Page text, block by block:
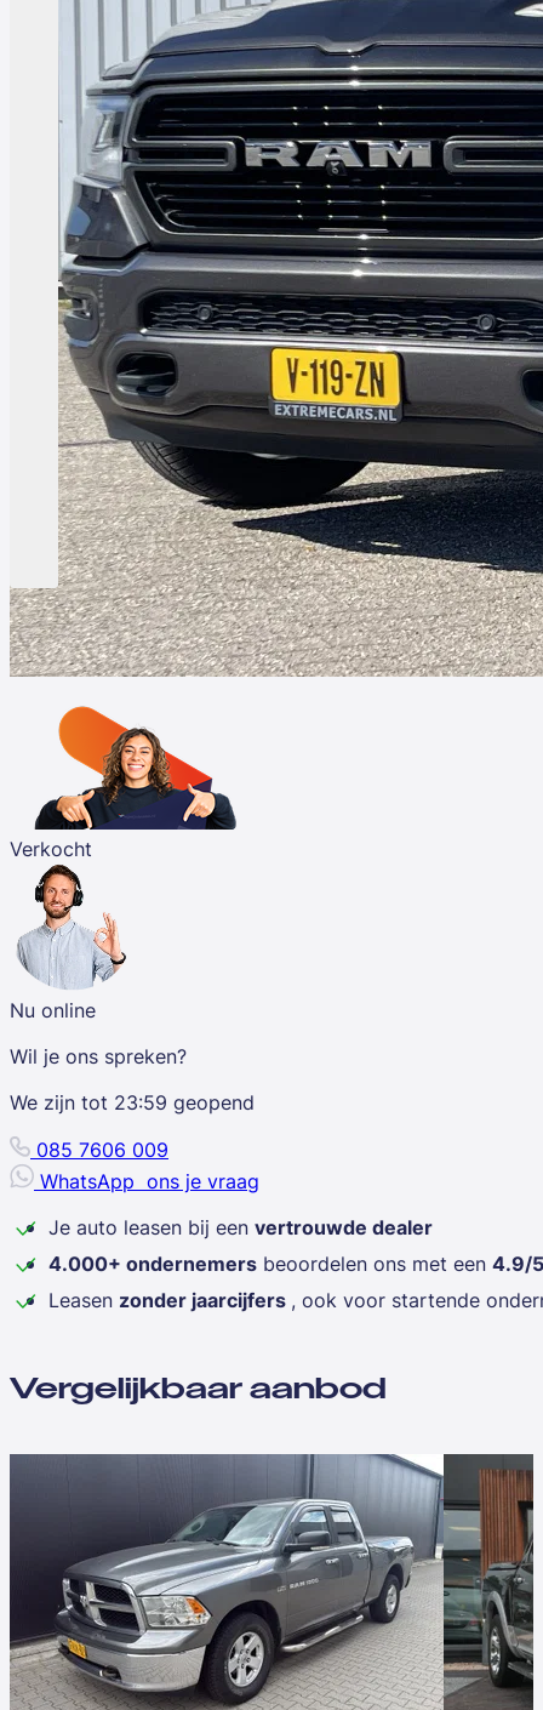
Verkocht
Nu online
Wil je ons spreken?
We zijn tot 23:59 geopend
085 7606 009
WhatsApp ons je vraag
Je auto leasen bij een vertrouwde dealer
4.000+ ondernemers beoordelen ons met een 4.9/5
Leasen zonder jaarcijfers , ook voor startende
Vergelijkbaar aanbod